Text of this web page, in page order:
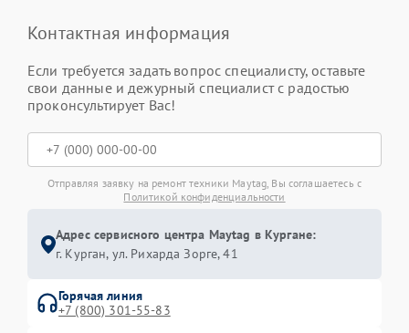
Контактная информация
Если требуется задать вопрос специалисту, оставьте
свои данные и дежурный специалист с радостью
проконсультирует Вас!
Отправляя заявку на ремонт техники Maytag, Вы соглашаетесь с
Политикой конфиденциальности
Адрес сервисного центра Maytag в Кургане:
г. Курган, ул. Рихарда Зорге, 41
Горячая линия
+7 (800) 301-55-83